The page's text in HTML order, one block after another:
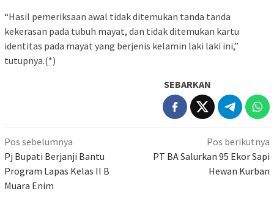
“Hasil pemeriksaan awal tidak ditemukan tanda tanda
kekerasan pada tubuh mayat, dan tidak ditemukan kartu
identitas pada mayat yang berjenis kelamin laki laki ini,”
tutupnya.(*)
SEBARKAN
Navigasi
pos
Pos sebelumnya
Pj Bupati Berjanji Bantu
Program Lapas Kelas II B
Muara Enim
Pos berikutnya
PT BA Salurkan 95 Ekor Sapi
Hewan Kurban